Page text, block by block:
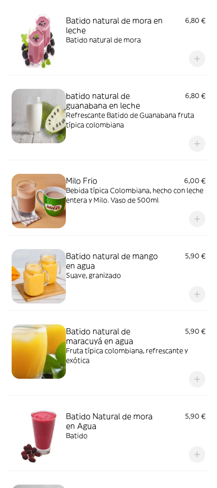
Batido natural de mora en
leche
6,80 €
Batido natural de mora
batido natural de
guanabana en leche
6,80 €
Refrescante Batido de Guanabana fruta
típica colombiana
Milo Frio
6,00 €
Bebida típica Colombiana, hecho con leche
entera y Milo. Vaso de 500ml
Batido natural de mango
en agua
5,90 €
Suave, granizado
Batido natural de
maracuyá en agua
5,90 €
Fruta típica colombiana, refrescante y
exótica
Batido Natural de mora
en Agua
5,90 €
Batido